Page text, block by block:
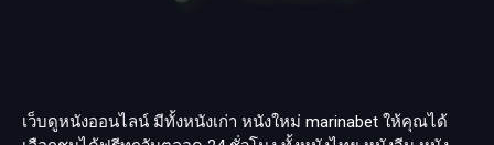
เว็บดูหนังออนไลน์ มีทั้งหนังเก่า หนังใหม่ marinabet ให้คุณได้